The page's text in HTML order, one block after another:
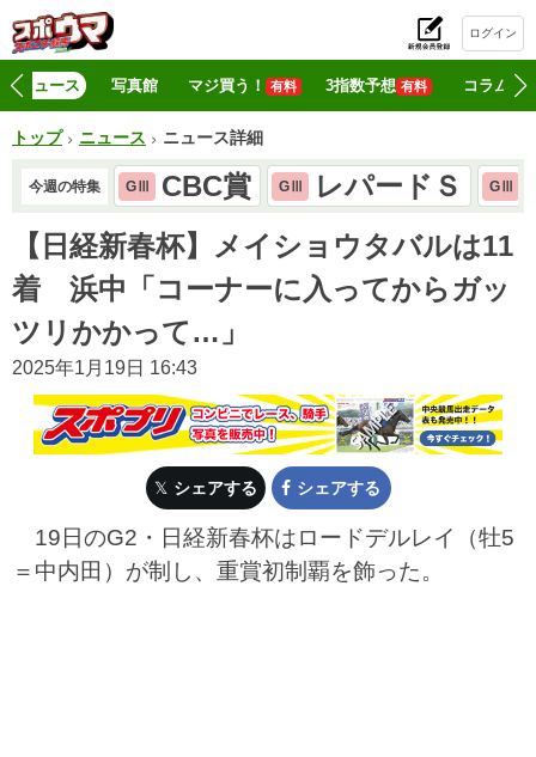
ログイン
ニュース 写真館 マジ買う！ 有料 3指数予想 有料 コラム
トップ ニュース ニュース詳細
今週の特集 GⅢ CBC賞 GⅢ レパードＳ GⅢ
【日経新春杯】メイショウタバルは11
着 浜中「コーナーに入ってからガッ
ツリかかって…」
2025年1月19日 16:43
シェアする シェアする
19日のG2・日経新春杯はロードデルレイ（牡5
＝中内田）が制し、重賞初制覇を飾った。